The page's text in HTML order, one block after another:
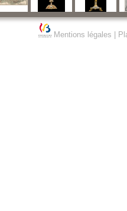
Mentions légales